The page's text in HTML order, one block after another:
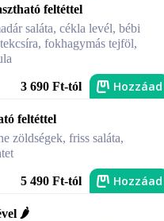
feltéttel
saláta, cékla levél, bébi
fokhagymás tejföl,
3 690 Ft-tól Hozzáad
feltéttel
zöldségek, friss saláta,
5 490 Ft-tól Hozzáad
🌶️